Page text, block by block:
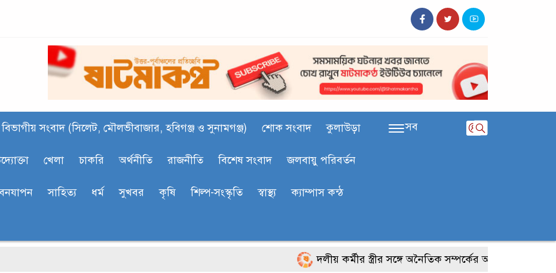
বিভাগীয় সংবাদ (সিলেট, মৌলভীবাজার, হবিগঞ্জ ও সুনামগঞ্জ) শোক সংবাদ কুলাউড়া
খেলা চাকরি অর্থনীতি রাজনীতি বিশেষ সংবাদ জলবায়ু পরিবর্তন
সাহিত‍্য ধর্ম সুখবর কৃষি শিল্প-সংস্কৃতি স্বাস্থ্য ক‍্যাম্পাস কন্ঠ
সব
দলীয় কর্মীর স্ত্রীর সঙ্গে অনৈতিক সম্পর্কের অভিযোগে জামায়াত